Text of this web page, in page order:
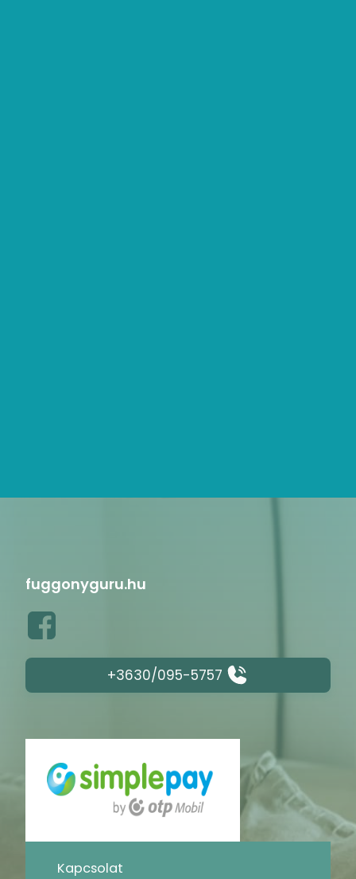
fuggonyguru.hu
+3630/095-5757
Kapcsolat